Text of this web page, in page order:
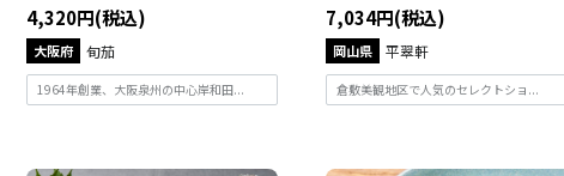
4,320円(税込)
大阪府 旬茄
1964年創業、大阪泉州の中心岸和田...
7,034円(税込)
岡山県 平翠軒
倉敷美観地区で人気のセレクトショ...